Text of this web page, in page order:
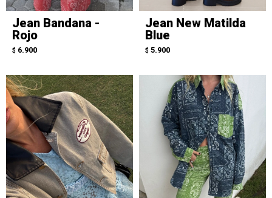
Jean Bandana -
Rojo
$ 6.900
Jean New Matilda
Blue
$ 5.900